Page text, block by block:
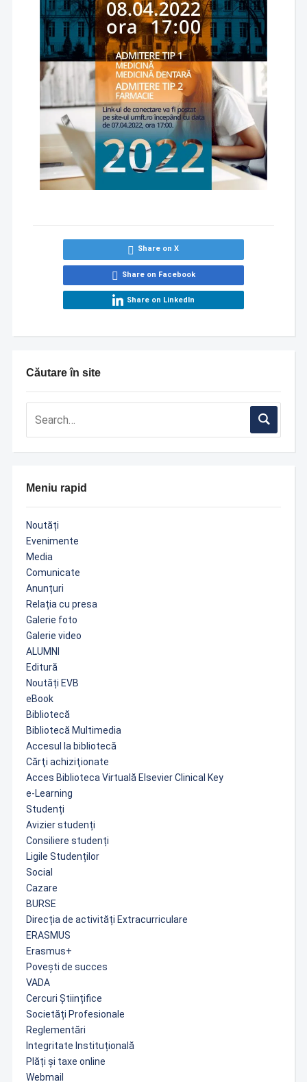
Căutare în site
Meniu rapid
Noutăți
Evenimente
Media
Comunicate
Anunțuri
Relația cu presa
Galerie foto
Galerie video
ALUMNI
Editură
Noutăți EVB
eBook
Bibliotecă
Bibliotecă Multimedia
Accesul la bibliotecă
Cărţi achiziţionate
Acces Biblioteca Virtuală Elsevier Clinical Key
e-Learning
Studenți
Avizier studenți
Consiliere studenți
Ligile Studenților
Social
Cazare
BURSE
Direcția de activități Extracurriculare
ERASMUS
Erasmus+
Povești de succes
VADA
Cercuri Științifice
Societăți Profesionale
Reglementări
Integritate Instituțională
Plăți și taxe online
Webmail
Share on X
Share on Facebook
Share on LinkedIn